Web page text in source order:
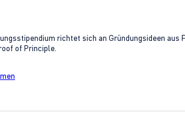
richtet sich an Gründungsideen
of Principle.